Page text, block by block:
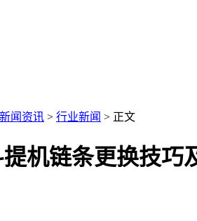
新闻资讯 > 行业新闻 > 正文
链条更换技巧